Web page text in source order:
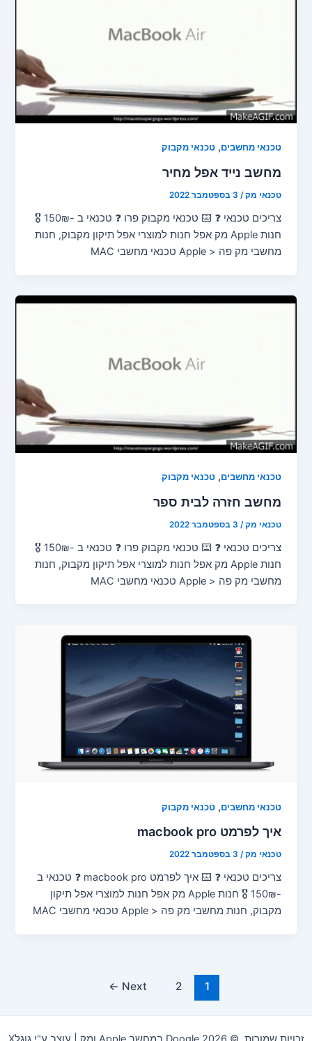
טכנאי מחשבים,טכנאי מקבוק
מחשב נייד אפל מחיר
טכנאי מק/ 3 בספטמבר 2022
צריכים טכנאי ❓ ⌨️ טכנאי מקבוק פרו ❓ טכנאי ב -150₪ 🎖️
חנות Apple מק אפל חנות למוצרי אפל תיקון מקבוק, חנות
מחשבי מק פה < Apple טכנאי מחשבי MAC
טכנאי מחשבים,טכנאי מקבוק
מחשב חזרה לבית ספר
טכנאי מק/ 3 בספטמבר 2022
צריכים טכנאי ❓ ⌨️ טכנאי מקבוק פרו ❓ טכנאי ב -150₪ 🎖️
חנות Apple מק אפל חנות למוצרי אפל תיקון מקבוק, חנות
מחשבי מק פה < Apple טכנאי מחשבי MAC
טכנאי מחשבים,טכנאי מקבוק
איך לפרמט macbook pro
טכנאי מק/ 3 בספטמבר 2022
צריכים טכנאי ❓ ⌨️ איך לפרמט macbook pro ❓ טכנאי ב
-150₪ 🎖️ חנות Apple מק אפל חנות למוצרי אפל תיקון
מקבוק, חנות מחשבי מק פה < Apple טכנאי מחשבי MAC
1
2
Next
←